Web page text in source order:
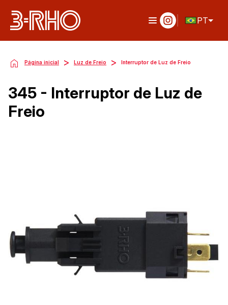
PT
Página inicial > Luz de Freio > Interruptor de Luz de Freio
345 - Interruptor de Luz de
Freio